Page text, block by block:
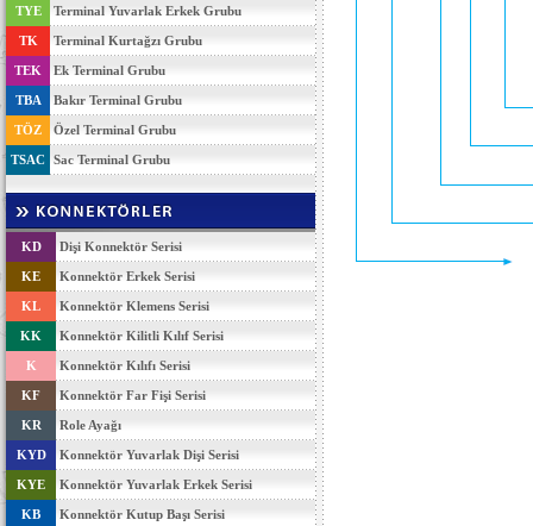
TYE Terminal Yuvarlak Erkek Grubu
TK Terminal Kurtağzı Grubu
TEK Ek Terminal Grubu
TBA Bakır Terminal Grubu
TÖZ Özel Terminal Grubu
TSAC Sac Terminal Grubu
KD Dişi Konnektör Serisi
KE Konnektör Erkek Serisi
KL Konnektör Klemens Serisi
KK Konnektör Kilitli Kılıf Serisi
K Konnektör Kılıfı Serisi
KF Konnektör Far Fişi Serisi
KR Role Ayağı
KYD Konnektör Yuvarlak Dişi Serisi
KYE Konnektör Yuvarlak Erkek Serisi
KB Konnektör Kutup Başı Serisi